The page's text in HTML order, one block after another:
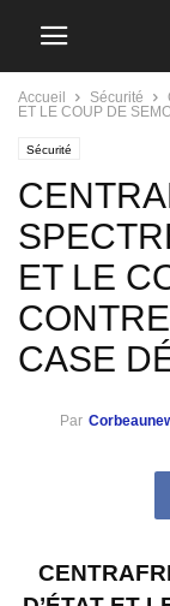
Accueil Sécurité
ET LE COUP DE
Sécurité
ET LE
CASE
Par